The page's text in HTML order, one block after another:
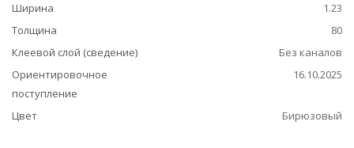
Ширина
1.23
Толщина
80
Клеевой слой (сведение)
Без каналов
Ориентировочное
поступление
16.10.2025
Цвет Бирюзовый